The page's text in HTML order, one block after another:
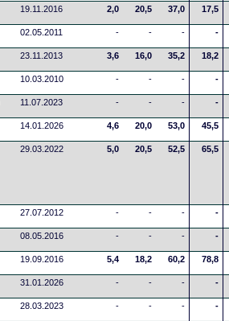
19.11.2016 2,0 20,5 37,0 17,5
02.05.2011 - - - -
23.11.2013 3,6 16,0 35,2 18,2
10.03.2010 - - - -
11.07.2023 - - - -
14.01.2026 4,6 20,0 53,0 45,5
29.03.2022 5,0 20,5 52,5 65,5
27.07.2012 - - - -
08.05.2016 - - - -
19.09.2016 5,4 18,2 60,2 78,8
31.01.2026 - - - -
28.03.2023 - - - -